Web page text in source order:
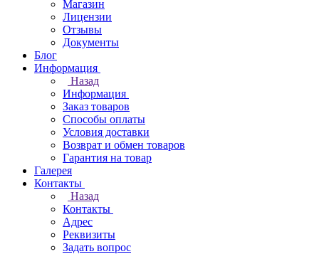
Магазин
Лицензии
Отзывы
Документы
Блог
Информация
Назад
Информация
Заказ товаров
Способы оплаты
Условия доставки
Возврат и обмен товаров
Гарантия на товар
Галерея
Контакты
Назад
Контакты
Адрес
Реквизиты
Задать вопрос